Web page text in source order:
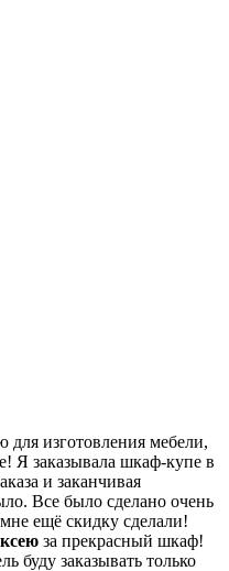
изготовления мебели,
Я заказывала шкаф-купе в
и заканчивая
Все было сделано очень
ещё скидку сделали!
за прекрасный шкаф!
буду заказывать только